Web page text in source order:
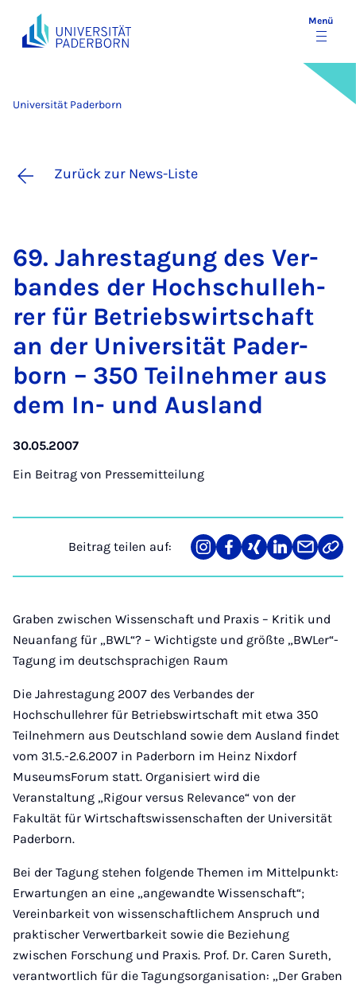
Menü
Universität Paderborn
Zurück zur News-Liste
69. Jah­res­ta­gung des Ver­
ban­des der Hoch­schul­leh­
rer für Be­triebs­wirt­schaft
an der Uni­ver­si­tät Pa­der­
born – 350 Teil­neh­mer aus
dem In- und Aus­land
30.05.2007
Ein Beitrag von Pressemitteilung
Beitrag teilen auf:
Teilen
auf
Teilen
auf
Teilen
auf
Teilen
auf
Teilen
über
Mail
Link
Graben zwischen Wissenschaft und Praxis – Kritik und
Neuanfang für „BWL“? – Wichtigste und größte „BWLer“-
Tagung im deutschsprachigen Raum
Die Jahrestagung 2007 des Verbandes der
Hochschullehrer für Betriebswirtschaft mit etwa 350
Teilnehmern aus Deutschland sowie dem Ausland findet
vom 31.5.-2.6.2007 in Paderborn im Heinz Nixdorf
MuseumsForum statt. Organisiert wird die
Veranstaltung „Rigour versus Relevance“ von der
Fakultät für Wirtschaftswissenschaften der Universität
Paderborn.
Bei der Tagung stehen folgende Themen im Mittelpunkt:
Erwartungen an eine „angewandte Wissenschaft“;
Vereinbarkeit von wissenschaftlichem Anspruch und
praktischer Verwertbarkeit sowie die Beziehung
zwischen Forschung und Praxis. Prof. Dr. Caren Sureth,
verantwortlich für die Tagungsorganisation: „Der Graben